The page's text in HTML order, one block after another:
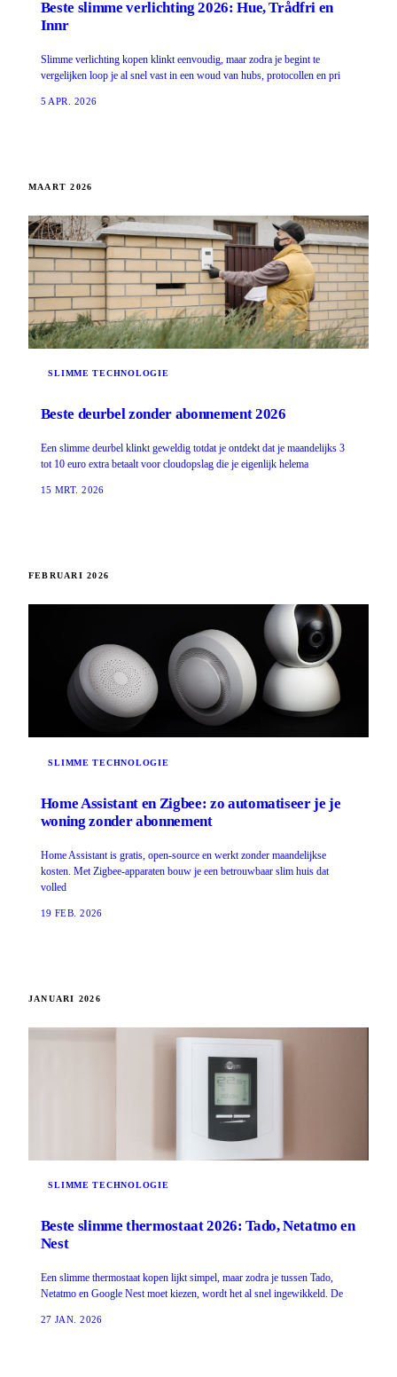
Beste slimme verlichting 2026: Hue, Trådfri en
Innr
Slimme verlichting kopen klinkt eenvoudig, maar zodra je begint te
vergelijken loop je al snel vast in een woud van hubs, protocollen en pri
5 APR. 2026
MAART 2026
SLIMME TECHNOLOGIE
Beste deurbel zonder abonnement 2026
Een slimme deurbel klinkt geweldig totdat je ontdekt dat je maandelijks 3
tot 10 euro extra betaalt voor cloudopslag die je eigenlijk helema
15 MRT. 2026
FEBRUARI 2026
SLIMME TECHNOLOGIE
Home Assistant en Zigbee: zo automatiseer je je
woning zonder abonnement
Home Assistant is gratis, open-source en werkt zonder maandelijkse
kosten. Met Zigbee-apparaten bouw je een betrouwbaar slim huis dat
volled
19 FEB. 2026
JANUARI 2026
SLIMME TECHNOLOGIE
Beste slimme thermostaat 2026: Tado, Netatmo en
Nest
Een slimme thermostaat kopen lijkt simpel, maar zodra je tussen Tado,
Netatmo en Google Nest moet kiezen, wordt het al snel ingewikkeld. De
27 JAN. 2026